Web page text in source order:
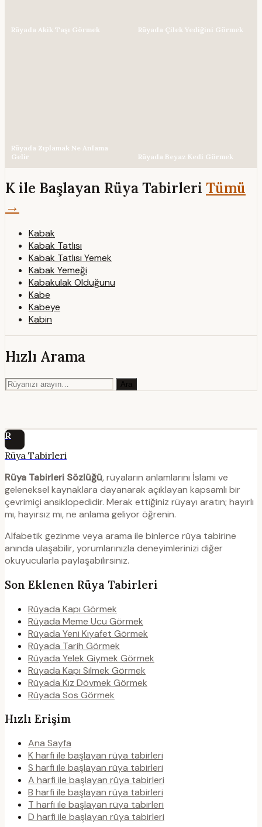
Rüyada Akik Taşı Görmek Rüyada Çilek Yediğini Görmek
Rüyada Zıplamak Ne Anlama
Gelir
Rüyada Beyaz Kedi Görmek
K ile Başlayan Rüya Tabirleri Tümü
→
Kabak
Kabak Tatlısı
Kabak Tatlısı Yemek
Kabak Yemeği
Kabakulak Olduğunu
Kabe
Kabeye
Kabin
Hızlı Arama
Ara
R
Rüya Tabirleri
Rüya Tabirleri Sözlüğü, rüyaların anlamlarını İslami ve
geleneksel kaynaklara dayanarak açıklayan kapsamlı bir
çevrimiçi ansiklopedidir. Merak ettiğiniz rüyayı aratın; hayırlı
mı, hayırsız mı, ne anlama geliyor öğrenin.
Alfabetik gezinme veya arama ile binlerce rüya tabirine
anında ulaşabilir, yorumlarınızla deneyimlerinizi diğer
okuyucularla paylaşabilirsiniz.
Son Eklenen Rüya Tabirleri
Rüyada Kapı Görmek
Rüyada Meme Ucu Görmek
Rüyada Yeni Kıyafet Görmek
Rüyada Tarih Görmek
Rüyada Yelek Giymek Görmek
Rüyada Kapı Silmek Görmek
Rüyada Kız Dövmek Görmek
Rüyada Sos Görmek
Hızlı Erişim
Ana Sayfa
K harfi ile başlayan rüya tabirleri
S harfi ile başlayan rüya tabirleri
A harfi ile başlayan rüya tabirleri
B harfi ile başlayan rüya tabirleri
T harfi ile başlayan rüya tabirleri
D harfi ile başlayan rüya tabirleri